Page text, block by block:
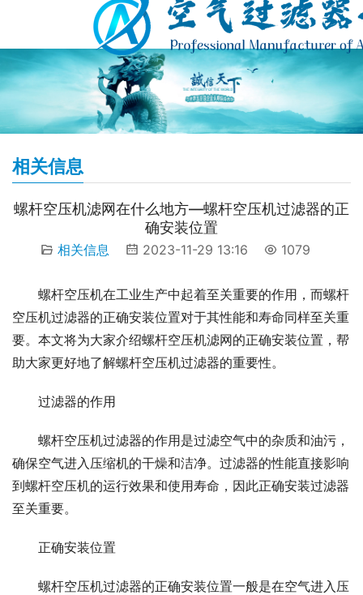
相关信息
螺杆空压机滤网在什么地方—螺杆空压机过滤器的正
确安装位置
相关信息 2023-11-29 13:16 1079
螺杆空压机在工业生产中起着至关重要的作用，而螺杆
空压机过滤器的正确安装位置对于其性能和寿命同样至关重
要。本文将为大家介绍螺杆空压机滤网的正确安装位置，帮
助大家更好地了解螺杆空压机过滤器的重要性。
过滤器的作用
螺杆空压机过滤器的作用是过滤空气中的杂质和油污，
确保空气进入压缩机的干燥和洁净。过滤器的性能直接影响
到螺杆空压机的运行效果和使用寿命，因此正确安装过滤器
至关重要。
正确安装位置
螺杆空压机过滤器的正确安装位置一般是在空气进入压